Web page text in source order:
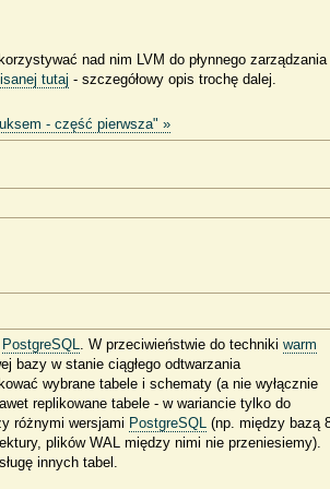
nad nim LVM do płynnego zarządzania
tutaj - szczegółowy opis trochę dalej.
- część pierwsza" »
PostgreSQL . W przeciwieństwie do techniki warm
bazy w stanie ciągłego odtwarzania
wybrane tabele i schematy (a nie wyłącznie
replikowane tabele - w wariancie tylko do
różnymi wersjami PostgreSQL (np. między bazą
plików WAL między nimi nie przeniesiemy).
innych tabel.